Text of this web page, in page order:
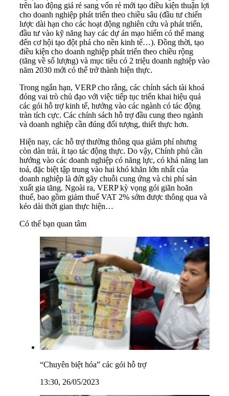
trên lao động giá rẻ sang vốn rẻ mới tạo điều kiện thuận lợi
cho doanh nghiệp phát triển theo chiều sâu (đầu tư chiến
lược dài hạn cho các hoạt động nghiên cứu và phát triển,
đầu tư vào kỹ năng hay các dự án mạo hiểm có thể mang
đến cơ hội tạo đột phá cho nền kinh tế…). Đồng thời, tạo
điều kiện cho doanh nghiệp phát triển theo chiều rộng
(tăng về số lượng) và mục tiêu có 2 triệu doanh nghiệp vào
năm 2030 mới có thể trở thành hiện thực.
Trong ngắn hạn, VERP cho rằng, các chính sách tài khoá
đóng vai trò chủ đạo với việc tiếp tục triển khai hiệu quả
các gói hỗ trợ kinh tế, hướng vào các ngành có tác động
tràn tích cực. Các chính sách hỗ trợ đầu cung theo ngành
và doanh nghiệp cần đúng đối tượng, thiết thực hơn.
Hiện nay, các hỗ trợ thường thông qua giảm phí nhưng
còn dàn trải, ít tạo tác động thực. Do vậy, Chính phủ cần
hướng vào các doanh nghiệp có năng lực, có khả năng lan
toả, đặc biệt tập trung vào hai khó khăn lớn nhất của
doanh nghiệp là đứt gãy chuỗi cung ứng và chi phí sản
xuất gia tăng. Ngoài ra, VERP kỳ vọng gói giãn hoãn
thuế, bao gồm giảm thuế VAT 2% sớm được thông qua và
kéo dài thời gian thực hiện…
Có thể bạn quan tâm
“Chuyên biệt hóa” các gói hỗ trợ
13:30, 26/05/2023